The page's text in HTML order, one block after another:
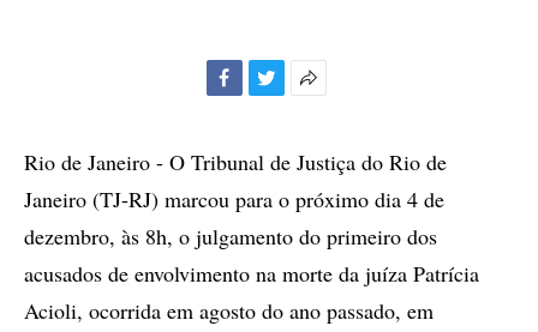
compartilhamento
Rio de Janeiro - O Tribunal de Justiça do Rio de
Janeiro (TJ-RJ) marcou para o próximo dia 4 de
dezembro, às 8h, o julgamento do primeiro dos
acusados de envolvimento na morte da juíza Patrícia
Acioli, ocorrida em agosto do ano passado, em